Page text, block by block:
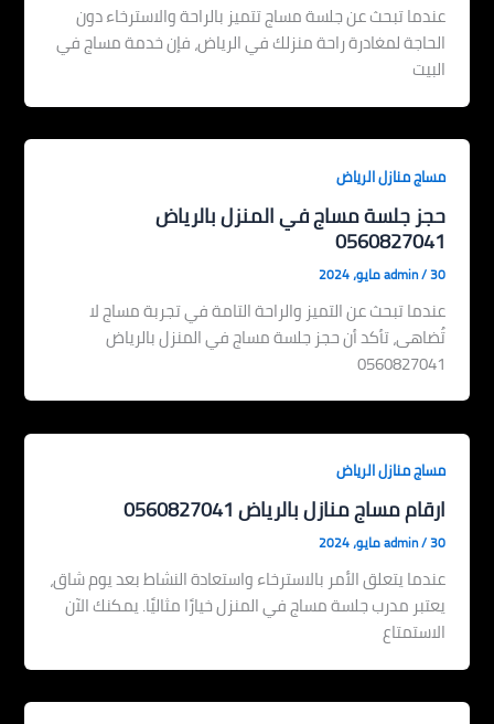
عندما تبحث عن جلسة مساج تتميز بالراحة والاسترخاء دون
الحاجة لمغادرة راحة منزلك في الرياض، فإن خدمة مساج في
البيت
مساج منازل الرياض
حجز جلسة مساج في المنزل بالرياض
0560827041
admin/30 مايو، 2024
عندما تبحث عن التميز والراحة التامة في تجربة مساج لا
تُضاهى، تأكد أن حجز جلسة مساج في المنزل بالرياض
0560827041
مساج منازل الرياض
ارقام مساج منازل بالرياض 0560827041
admin/30 مايو، 2024
عندما يتعلق الأمر بالاسترخاء واستعادة النشاط بعد يوم شاق،
يعتبر مدرب جلسة مساج في المنزل خيارًا مثاليًا. يمكنك الآن
الاستمتاع